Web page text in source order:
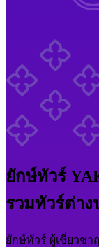
ยักษ์ทัวร์
รวมทัวร์ต่าง
ยักษ์ทัวร์ ผู้เชี่ยวชา